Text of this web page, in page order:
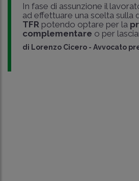
In fase di assunzione il
ad effettuare una scelta sulla
TFR potendo optare per la
complementare o per
di Lorenzo Cicero - Avvocato